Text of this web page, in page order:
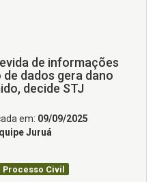
de informações
dados gera dano
decide STJ
em: 09/09/2025
Juruá
Processo Civil